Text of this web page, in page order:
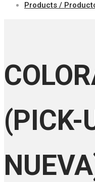
Products /
(PICK-